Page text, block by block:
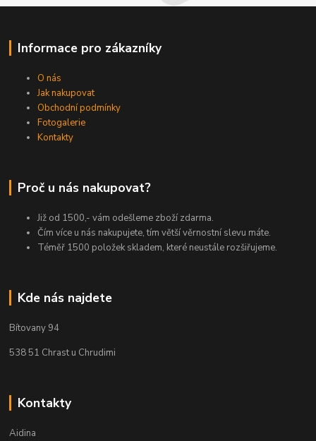
Informace pro zákazníky
O nás
Jak nakupovat
Obchodní podmínky
Fotogalerie
Kontakty
Proč u nás nakupovat?
Již od 1500,- vám odešleme zboží zdarma.
Čím více u nás nakupujete, tím větší věrnostní slevu máte.
Téměř 1500 položek skladem, které neustále rozšiřujeme.
Kde nás najdete
Bítovany 94
538 51 Chrast u Chrudimi
Kontakty
Aidina